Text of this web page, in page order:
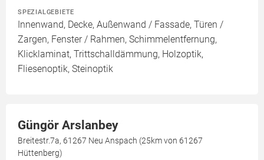
SPEZIALGEBIETE
Innenwand, Decke, Außenwand / Fassade, Türen /
Zargen, Fenster / Rahmen, Schimmelentfernung,
Klicklaminat, Trittschalldämmung, Holzoptik,
Fliesenoptik, Steinoptik
Güngör Arslanbey
Breitestr.7a, 61267 Neu Anspach (25km von 61267
Hüttenberg)